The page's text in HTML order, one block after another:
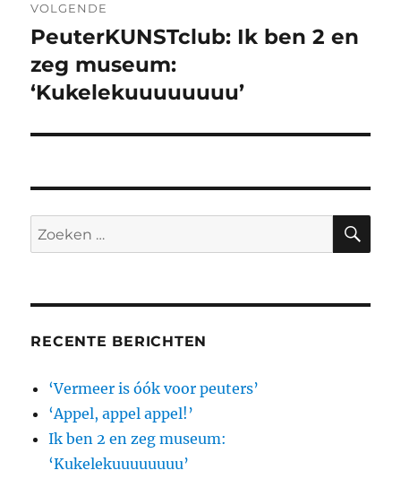
VOLGENDE
Volgend
bericht:
PeuterKUNSTclub: Ik ben 2 en
zeg museum:
‘Kukelekuuuuuuuu’
Zoeken
naar:
RECENTE BERICHTEN
‘Vermeer is óók voor peuters’
‘Appel, appel appel!’
Ik ben 2 en zeg museum:
‘Kukelekuuuuuuuu’